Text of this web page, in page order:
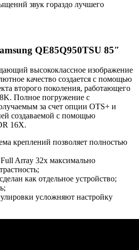
звук гораздо лучшего
QE85Q950TSU 85″
высококлассное изображение
качество создается с помощью
второго поколения, работающего
Полное погружение с
за счет опции OTS+ и
создаваемой с помощью
16X.
креплений позволяет полностью
Array 32x максимально
как отдельное устройство;
усложняют настройку